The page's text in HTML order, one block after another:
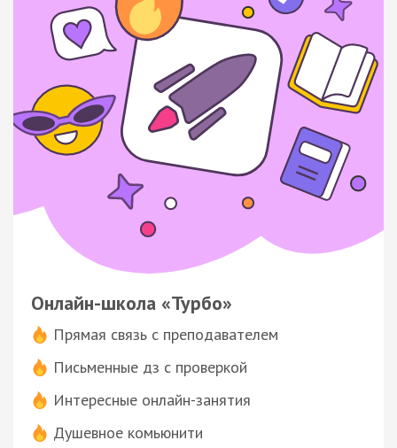
Онлайн-школа «Турбо»
Прямая связь с преподавателем
Письменные дз с проверкой
Интересные онлайн-занятия
Душевное комьюнити